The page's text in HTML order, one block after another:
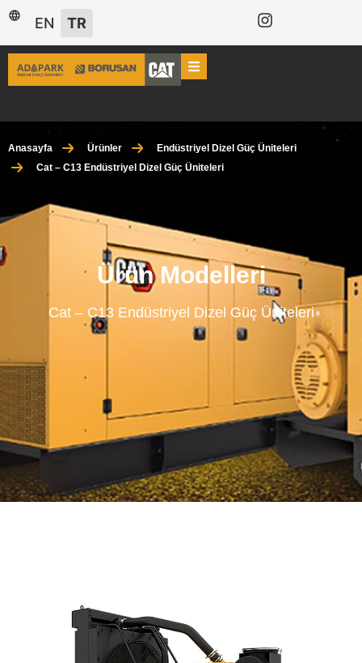
EN TR
Anasayfa Ürünler
Endüstriyel Dizel Güç Üniteleri
Cat – C13 Endüstriyel Dizel Güç Üniteleri
Ürün Modelleri
Cat – C13 Endüstriyel Dizel Güç Üniteleri